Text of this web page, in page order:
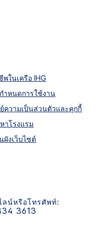
พในเครือ IHG
ำหนดการใช้งาน
ความเป็นส่วนตัวและคุกกี้
าโรงแรม
ผังเว็บไซต์
ลน์หรือโทรศัพท์:
3613